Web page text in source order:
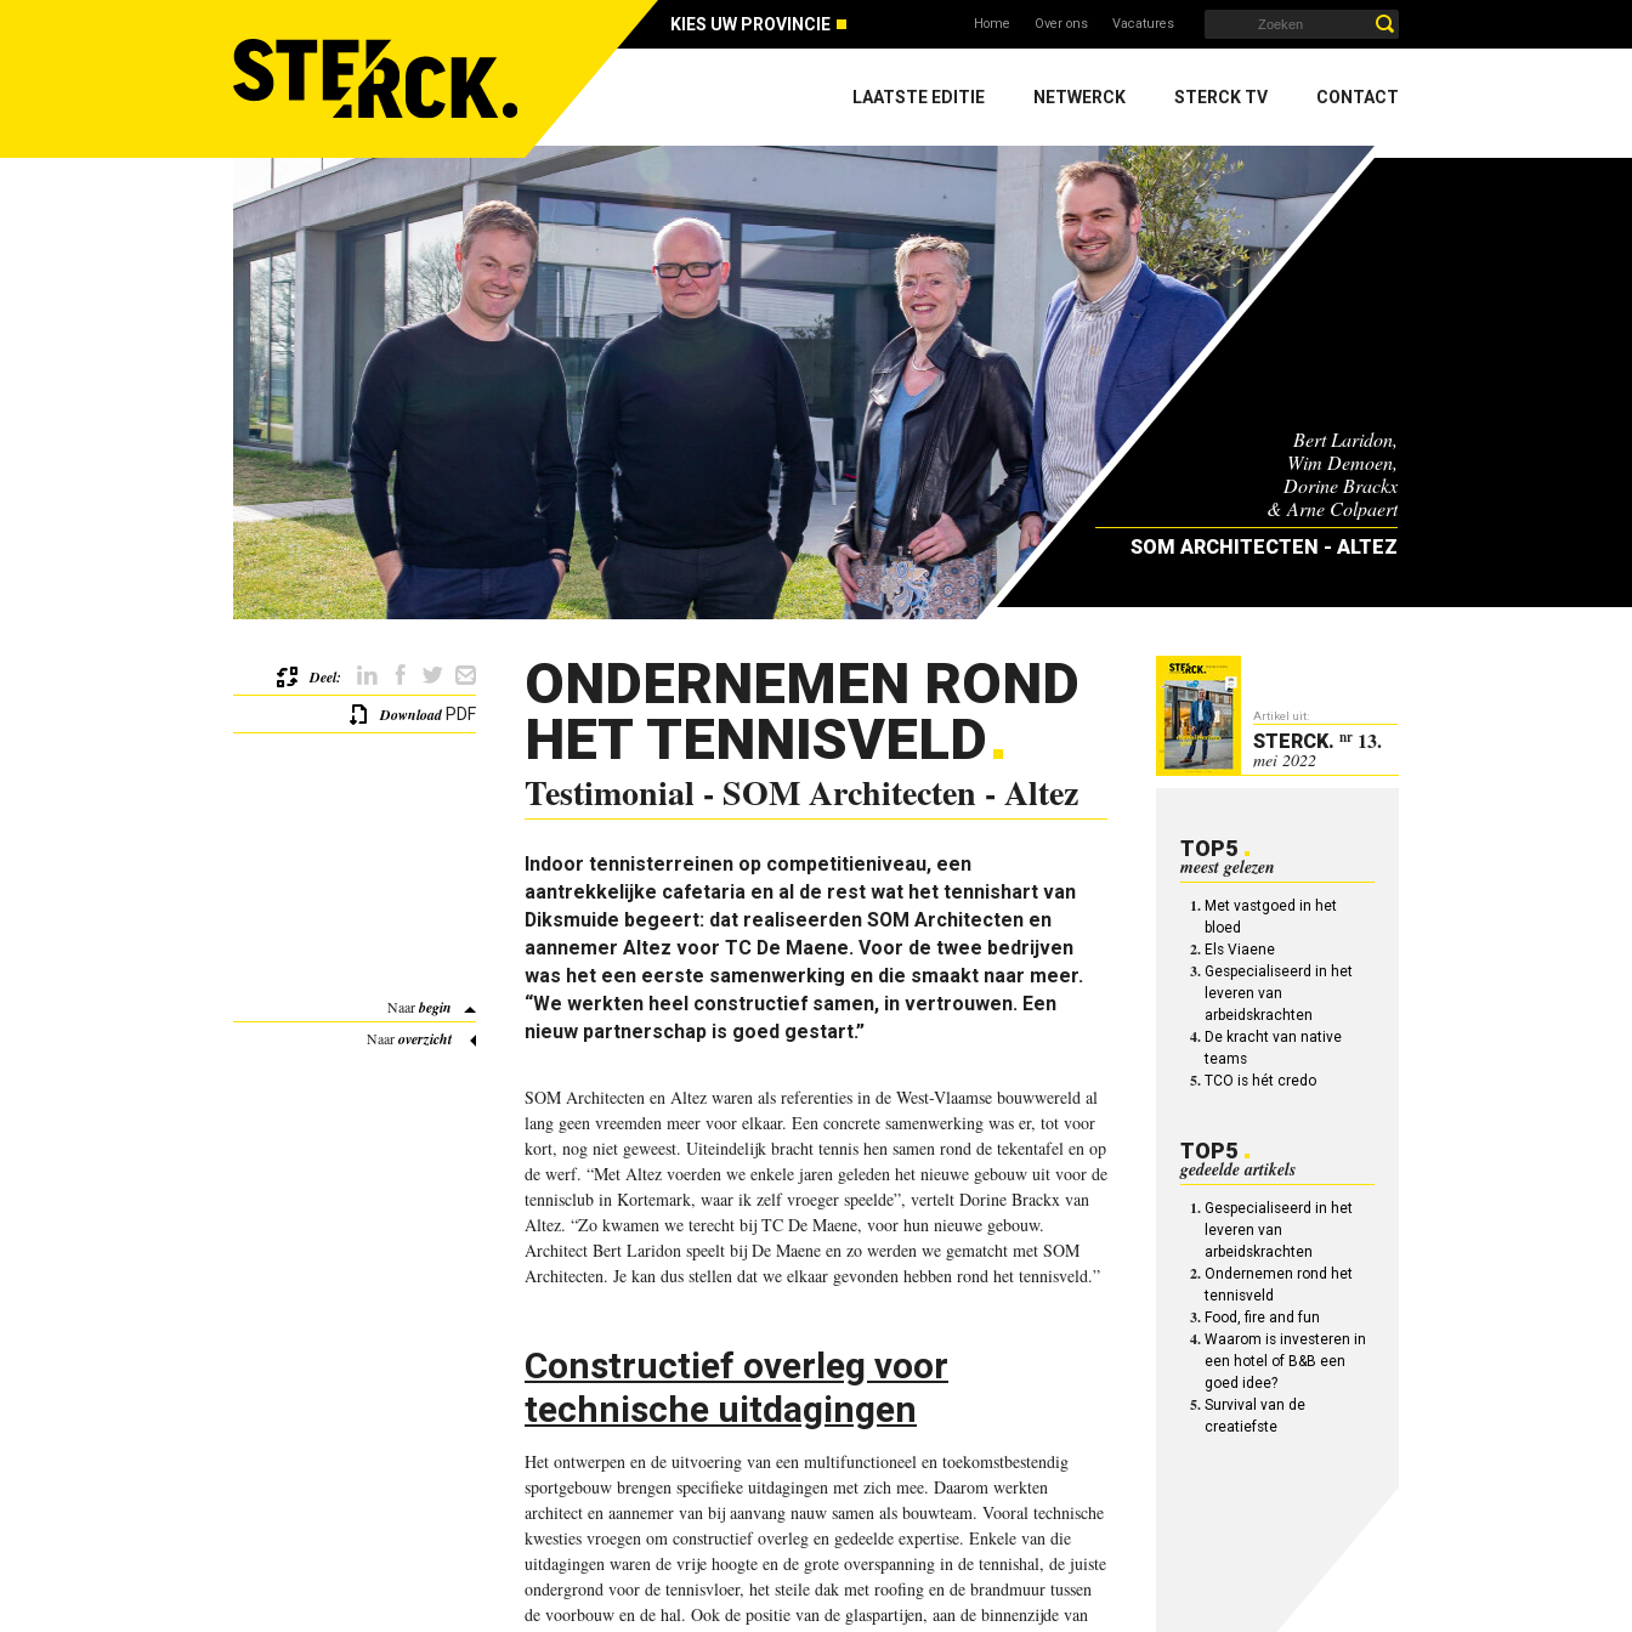
KIES UW PROVINCIE Home Over ons Vacatures
LAATSTE EDITIE NETWERCK STERCK TV CONTACT
Bert Laridon,
Wim Demoen,
Dorine Brackx
& Arne Colpaert
SOM ARCHITECTEN - ALTEZ
ONDERNEMEN ROND
HET TENNISVELD
Testimonial - SOM Architecten - Altez
Indoor tennisterreinen op competitieniveau, een
aantrekkelijke cafetaria en al de rest wat het tennishart van
Diksmuide begeert: dat realiseerden SOM Architecten en
aannemer Altez voor TC De Maene. Voor de twee bedrijven
was het een eerste samenwerking en die smaakt naar meer.
“We werkten heel constructief samen, in vertrouwen. Een
nieuw partnerschap is goed gestart.”
SOM Architecten en Altez waren als referenties in de West-Vlaamse bouwwereld al
lang geen vreemden meer voor elkaar. Een concrete samenwerking was er, tot voor
kort, nog niet geweest. Uiteindelijk bracht tennis hen samen rond de tekentafel en op
de werf. “Met Altez voerden we enkele jaren geleden het nieuwe gebouw uit voor de
tennisclub in Kortemark, waar ik zelf vroeger speelde”, vertelt Dorine Brackx van
Altez. “Zo kwamen we terecht bij TC De Maene, voor hun nieuwe gebouw.
Architect Bert Laridon speelt bij De Maene en zo werden we gematcht met SOM
Architecten. Je kan dus stellen dat we elkaar gevonden hebben rond het tennisveld.”
Constructief overleg voor
technische uitdagingen
Het ontwerpen en de uitvoering van een multifunctioneel en toekomstbestendig
sportgebouw brengen specifieke uitdagingen met zich mee. Daarom werkten
architect en aannemer van bij aanvang nauw samen als bouwteam. Vooral technische
kwesties vroegen om constructief overleg en gedeelde expertise. Enkele van die
uitdagingen waren de vrije hoogte en de grote overspanning in de tennishal, de juiste
ondergrond voor de tennisvloer, het steile dak met roofing en de brandmuur tussen
de voorbouw en de hal. Ook de positie van de glaspartijen, aan de binnenzijde van
Deel:
DownloadPDF
Naarbegin
Naaroverzicht
Artikel uit:
STERCK. nr 13.
mei 2022
TOP5
meest gelezen
Met vastgoed in het
bloed
Els Viaene
Gespecialiseerd in het
leveren van
arbeidskrachten
De kracht van native
teams
TCO is hét credo
TOP5
gedeelde artikels
Gespecialiseerd in het
leveren van
arbeidskrachten
Ondernemen rond het
tennisveld
Food, fire and fun
Waarom is investeren in
een hotel of B&B een
goed idee?
Survival van de
creatiefste